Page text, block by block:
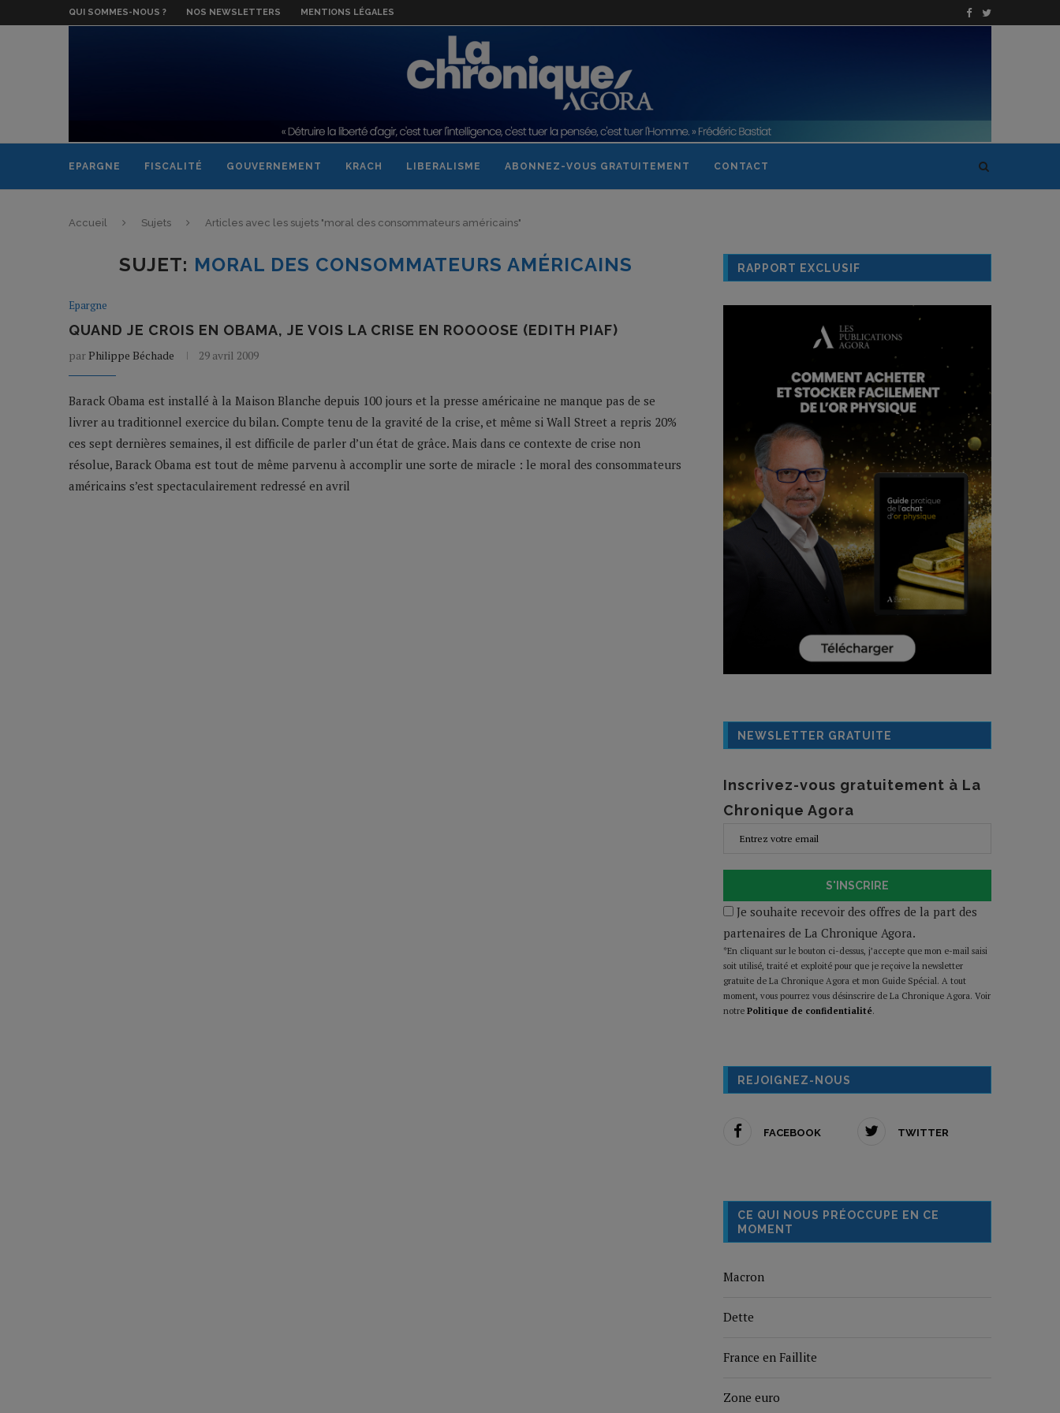
QUI SOMMES-NOUS ? NOS NEWSLETTERS MENTIONS LÉGALES
EPARGNE FISCALITÉ GOUVERNEMENT KRACH LIBERALISME ABONNEZ-VOUS GRATUITEMENT CONTACT
Accueil Sujets Articles avec les sujets "moral des consommateurs américains"
SUJET: MORAL DES CONSOMMATEURS AMÉRICAINS
Epargne
QUAND JE CROIS EN OBAMA, JE VOIS LA CRISE EN ROOOOSE (EDITH PIAF)
par Philippe Béchade 29 avril 2009
Barack Obama est installé à la Maison Blanche depuis 100 jours et la presse américaine ne manque pas de se
livrer au traditionnel exercice du bilan. Compte tenu de la gravité de la crise, et même si Wall Street a repris 20%
ces sept dernières semaines, il est difficile de parler d’un état de grâce. Mais dans ce contexte de crise non
résolue, Barack Obama est tout de même parvenu à accomplir une sorte de miracle : le moral des consommateurs
américains s’est spectaculairement redressé en avril
RAPPORT EXCLUSIF
NEWSLETTER GRATUITE
Inscrivez-vous gratuitement à La
Chronique Agora
S'INSCRIRE
Je souhaite recevoir des offres de la part des
partenaires de La Chronique Agora.
*En cliquant sur le bouton ci-dessus, j’accepte que mon e-mail saisi
soit utilisé, traité et exploité pour que je reçoive la newsletter
gratuite de La Chronique Agora et mon Guide Spécial. A tout
moment, vous pourrez vous désinscrire de La Chronique Agora. Voir
notre Politique de confidentialité.
REJOIGNEZ-NOUS
FACEBOOK TWITTER
CE QUI NOUS PRÉOCCUPE EN CE
MOMENT
Macron
Dette
France en Faillite
Zone euro